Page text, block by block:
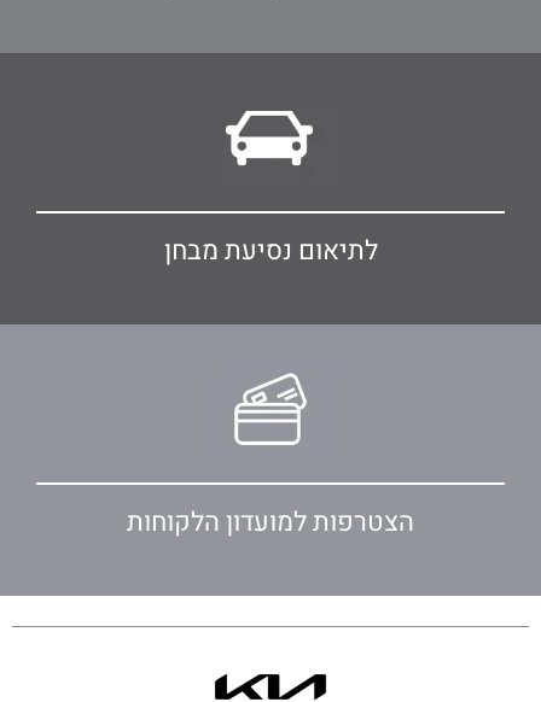
לתיאום נסיעת מבחן
הצטרפות למועדון הלקוחות